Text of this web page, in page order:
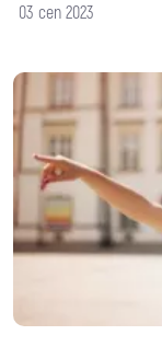
03 сеп 2023